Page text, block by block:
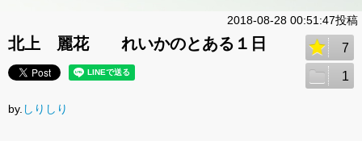
2018-08-28 00:51:47投稿
北上 麗花 れいかのとある１日 7
1
by. しりしり